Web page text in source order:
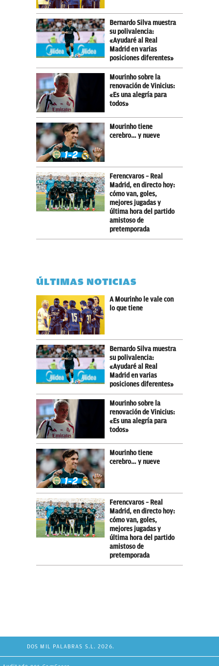
Bernardo Silva muestra
su polivalencia:
«Ayudaré al Real
Madrid en varias
posiciones diferentes»
Mourinho sobre la
renovación de Vinicius:
«Es una alegría para
todos»
Mourinho tiene
cerebro… y nueve
Ferencvaros – Real
Madrid, en directo hoy:
cómo van, goles,
mejores jugadas y
última hora del partido
amistoso de
pretemporada
ÚLTIMAS NOTICIAS
A Mourinho le vale con
lo que tiene
Bernardo Silva muestra
su polivalencia:
«Ayudaré al Real
Madrid en varias
posiciones diferentes»
Mourinho sobre la
renovación de Vinicius:
«Es una alegría para
todos»
Mourinho tiene
cerebro… y nueve
Ferencvaros – Real
Madrid, en directo hoy:
cómo van, goles,
mejores jugadas y
última hora del partido
amistoso de
pretemporada
DOS MIL PALABRAS S.L. 2026.